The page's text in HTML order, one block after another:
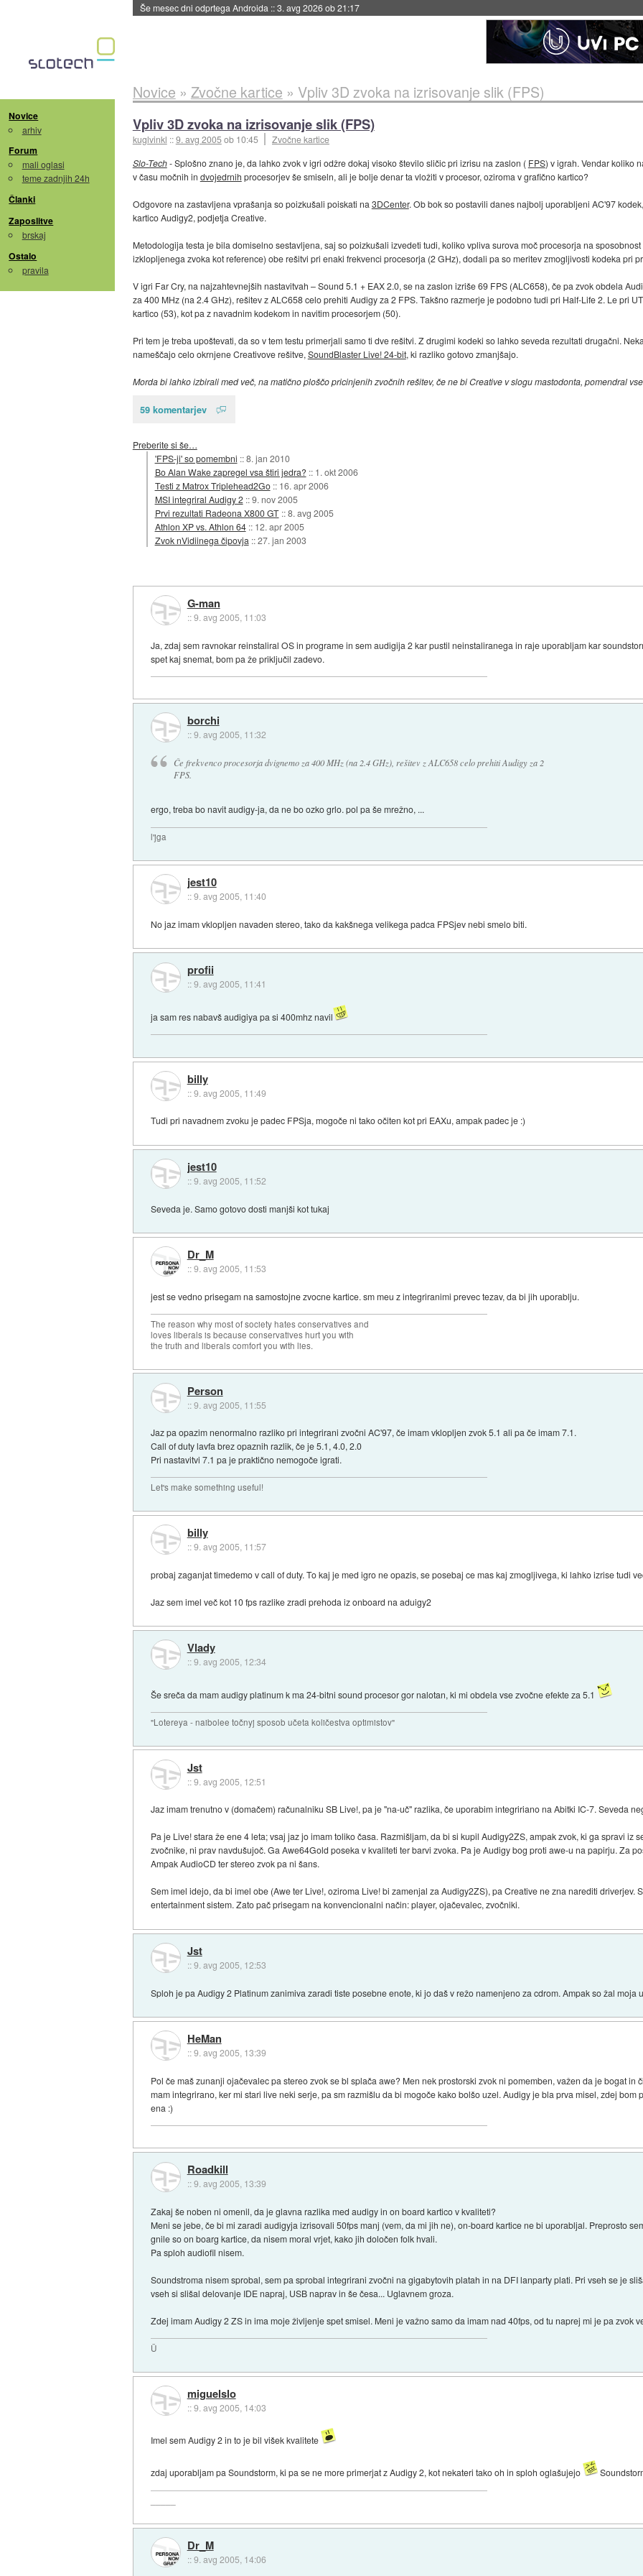
Še mesec dni odprtega Androida ::3. avg 2026 ob 21:17
Novice
arhiv
Forum
mali oglasi
teme zadnjih 24h
Članki
Zaposlitve
brskaj
Ostalo
pravila
Novice » Zvočne kartice » Vpliv 3D zvoka na izrisovanje slik (FPS)
Vpliv 3D zvoka na izrisovanje slik (FPS)
kuglvinkl ::9. avg 2005ob 10:45
Zvočne kartice
Slo-Tech- Splošno znano je, da lahko zvok v igri odžre dokaj visoko število sličic pri izrisu na zaslon ( FPS) v igrah. Vendar koliko
v času močnih in dvojedrnih procesorjev še smiseln, ali je bolje denar ta vložiti v procesor, oziroma v grafično kartico?
Odgovore na zastavljena vprašanja so poizkušali poiskati na 3DCenter. Ob bok so postavili danes najbolj uporabljeni AC'97 kodek,
kartico Audigy2, podjetja Creative.
Metodologija testa je bila domiselno sestavljena, saj so poizkušali izvedeti tudi, koliko vpliva surova moč procesorja na
izklopljenega zvoka kot reference) obe rešitvi pri enaki frekvenci procesorja (2 GHz), dodali pa so meritev zmogljivosti kodeka pri
V igri Far Cry, na najzahtevnejših nastavitvah – Sound 5.1 + EAX 2.0, se na zaslon izriše 69 FPS (ALC658), če pa zvok obdela
za 400 MHz (na 2.4 GHz), rešitev z ALC658 celo prehiti Audigy za 2 FPS. Takšno razmerje je podobno tudi pri Half-Life 2. Le pri
kartico (53), kot pa z navadnim kodekom in navitim procesorjem (50).
Pri tem je treba upoštevati, da so v tem testu primerjali samo ti dve rešitvi. Z drugimi kodeki so lahko seveda rezultati drugačni.
nameščajo celo okrnjene Creativove rešitve, SoundBlaster Live! 24-bit, ki razliko gotovo zmanjšajo.
Morda bi lahko izbirali med več, na matično ploščo pricinjenih zvočnih rešitev, če ne bi Creative v slogu mastodonta, pomendral
59 komentarjev
Preberite si še…
'FPS-ji' so pomembni ::8. jan 2010
Bo Alan Wake zapregel vsa štiri jedra? :: 1. okt 2006
Testi z Matrox Triplehead2Go :: 16. apr 2006
MSI integriral Audigy 2 ::9. nov 2005
Prvi rezultati Radeona X800 GT ::8. avg 2005
Athlon XP vs. Athlon 64 :: 12. apr 2005
Zvok nVidiinega čipovja ::27. jan 2003
G-man
::9. avg 2005, 11:03
Ja, zdaj sem ravnokar reinstaliral OS in programe in sem audigija 2 kar pustil neinstaliranega in raje uporabljam kar
spet kaj snemat, bom pa že priključil zadevo.
borchi
::9. avg 2005, 11:32
Če frekvenco procesorja dvignemo za 400 MHz (na 2.4 GHz), rešitev z ALC658 celo prehiti Audigy za 2
FPS.
ergo, treba bo navit audigy-ja, da ne bo ozko grlo. pol pa še mrežno, ...
l'jga
jest10
::9. avg 2005, 11:40
No jaz imam vklopljen navaden stereo, tako da kakšnega velikega padca FPSjev nebi smelo biti.
profii
::9. avg 2005, 11:41
ja sam res nabavš audigiya pa si 400mhz navil
billy
::9. avg 2005, 11:49
Tudi pri navadnem zvoku je padec FPSja, mogoče ni tako očiten kot pri EAXu, ampak padec je :)
jest10
::9. avg 2005, 11:52
Seveda je. Samo gotovo dosti manjši kot tukaj
Dr_M
::9. avg 2005, 11:53
jest se vedno prisegam na samostojne zvocne kartice. sm meu z integriranimi prevec tezav, da bi jih uporablju.
The reason why most of society hates conservatives and
loves liberals is because conservatives hurt you with
the truth and liberals comfort you with lies.
Person
::9. avg 2005, 11:55
Jaz pa opazim nenormalno razliko pri integrirani zvočni AC'97, če imam vklopljen zvok 5.1 ali pa če imam 7.1.
Call of duty lavfa brez opaznih razlik, če je 5.1, 4.0, 2.0
Pri nastavitvi 7.1 pa je praktično nemogoče igrati.
Let's make something useful!
billy
::9. avg 2005, 11:57
probaj zaganjat timedemo v call of duty. To kaj je med igro ne opazis, se posebaj ce mas kaj zmogljivega, ki lahko izrise tudi
Jaz sem imel več kot 10 fps razlike zradi prehoda iz onboard na aduigy2
Vlady
::9. avg 2005, 12:34
Še sreča da mam audigy platinum k ma 24-bitni sound procesor gor nalotan, ki mi obdela vse zvočne efekte za 5.1
"Lotereya - naibolee točnyj sposob učeta količestva optimistov"
Jst
::9. avg 2005, 12:51
Jaz imam trenutno v (domačem) računalniku SB Live!, pa je "na-uč" razlika, če uporabim integririano na Abitki IC-7. Seveda
Pa je Live! stara že ene 4 leta; vsaj jaz jo imam toliko časa. Razmišljam, da bi si kupil Audigy2ZS, ampak zvok, ki ga spravi iz
zvočnike, ni prav navdušujoč. Ga Awe64Gold poseka v kvaliteti ter barvi zvoka. Pa je Audigy bog proti awe-u na papirju. Za
Ampak AudioCD ter stereo zvok pa ni šans.
Sem imel idejo, da bi imel obe (Awe ter Live!, oziroma Live! bi zamenjal za Audigy2ZS), pa Creative ne zna narediti driverjev.
entertainment sistem. Zato pač prisegam na konvencionalni način: player, ojačevalec, zvočniki.
Jst
::9. avg 2005, 12:53
Sploh je pa Audigy 2 Platinum zanimiva zaradi tiste posebne enote, ki jo daš v režo namenjeno za cdrom. Ampak so žal moja
HeMan
::9. avg 2005, 13:39
Pol če maš zunanji ojačevalec pa stereo zvok se bl splača awe? Men nek prostorski zvok ni pomemben, važen da je bogat in
mam integrirano, ker mi stari live neki serje, pa sm razmišlu da bi mogoče kako bolšo uzel. Audigy je bla prva misel, zdej bom
ena :)
Roadkill
::9. avg 2005, 13:39
Zakaj še noben ni omenil, da je glavna razlika med audigy in on board kartico v kvaliteti?
Meni se jebe, če bi mi zaradi audigyja izrisovali 50fps manj (vem, da mi jih ne), on-board kartice ne bi uporabljal. Preprosto
gnile so on boarg kartice, da nisem moral vrjet, kako jih določen folk hvali.
Pa sploh audiofil nisem.
Soundstroma nisem sprobal, sem pa sprobal integrirani zvočni na gigabytovih platah in na DFI lanparty plati. Pri vseh se je
vseh si slišal delovanje IDE napraj, USB naprav in še česa... Uglavnem groza.
Zdej imam Audigy 2 ZS in ima moje življenje spet smisel. Meni je važno samo da imam nad 40fps, od tu naprej mi je pa zvok
Ü
miguelslo
::9. avg 2005, 14:03
Imel sem Audigy 2 in to je bil višek kvalitete
zdaj uporabljam pa Soundstorm, ki pa se ne more primerjat z Audigy 2, kot nekateri tako oh in sploh oglašujejo
Dr_M
::9. avg 2005, 14:06